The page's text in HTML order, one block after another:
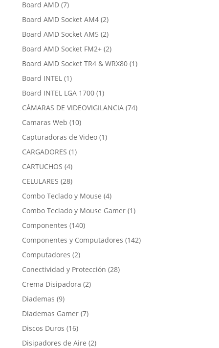
Board AMD 77
productos
Board AMD Socket AM4 22
productos
Board AMD Socket AM5 22
productos
Board AMD Socket FM2+ 22
productos
Board AMD Socket TR4 & WRX80 11
Board INTEL 11
producto
Board INTEL LGA 1700 11
producto
CÁMARAS DE VIDEOVIGILANCIA 7474
Camaras Web 1010
productos
Capturadoras de Video 11
CARGADORES 11
CARTUCHOS 44
productos
CELULARES 2828
productos
Combo Teclado y Mouse 44
productos
Combo Teclado y Mouse Gamer 11
Componentes 140140
productos
Componentes y Computadores 142142
Computadores 22
productos
Conectividad y Protección 2828
Crema Disipadora 22
Diademas 99
productos
Diademas Gamer 77
Discos Duros 1616
productos
Disipadores de Aire 22